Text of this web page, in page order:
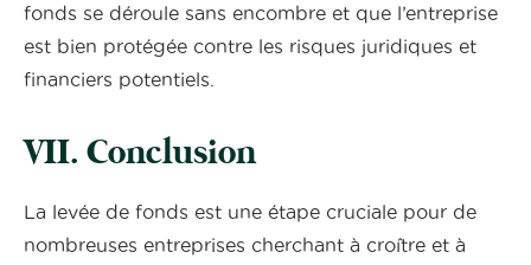
fonds se déroule sans encombre et que l’entreprise
est bien protégée contre les risques juridiques et
financiers potentiels.
VII. Conclusion
La levée de fonds est une étape cruciale pour de
nombreuses entreprises cherchant à croître et à